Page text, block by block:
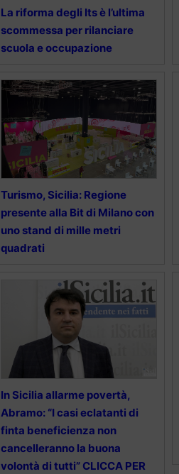
La riforma degli Its è l’ultima
scommessa per rilanciare
scuola e occupazione
Turismo, Sicilia: Regione
presente alla Bit di Milano con
uno stand di mille metri
quadrati
In Sicilia allarme povertà,
Abramo: “I casi eclatanti di
finta beneficienza non
cancelleranno la buona
volontà di tutti” CLICCA PER